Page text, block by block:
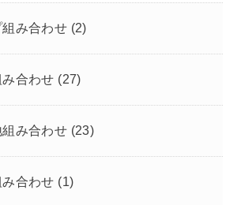
み合わせ (2)
合わせ (27)
み合わせ (23)
合わせ (1)